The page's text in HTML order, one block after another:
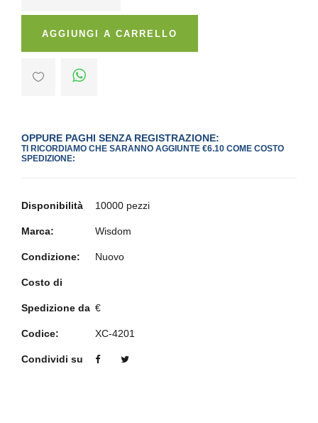
AGGIUNGI A CARRELLO
OPPURE PAGHI SENZA REGISTRAZIONE:
TI RICORDIAMO CHE SARANNO AGGIUNTE €6.10 COME COSTO
SPEDIZIONE:
Disponibilità 10000 pezzi
Marca: Wisdom
Condizione: Nuovo
Costo di
Spedizione da €
Codice: XC-4201
Condividi su